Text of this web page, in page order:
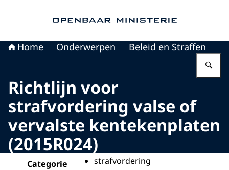
Home Onderwerpen Beleid en Straffen
Richtlijn voor
strafvordering valse of
vervalste kentekenplaten
(2015R024)
Categorie strafvordering